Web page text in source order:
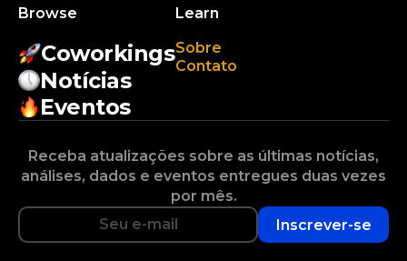
Browse
Coworkings
Notícias
Eventos
Learn
Sobre
Contato
Receba atualizações sobre as últimas notícias,
análises, dados e eventos entregues duas vezes
por mês.
Inscrever-se